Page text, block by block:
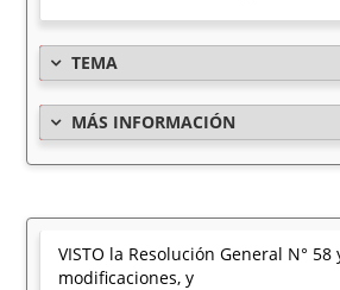
TEMA
MÁS INFORMACIÓN
VISTO la Resolución General N° 58
modificaciones, y